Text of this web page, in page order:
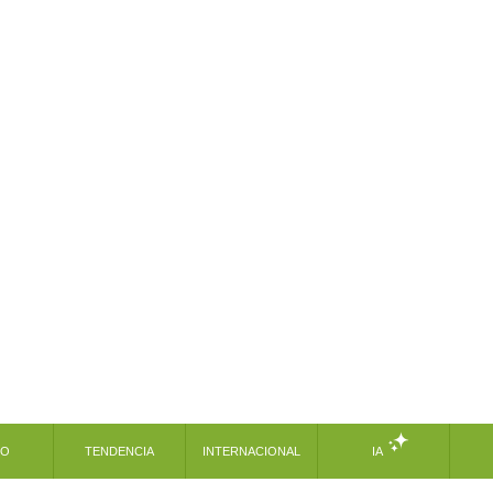
TENDENCIA INTERNACIONAL IA